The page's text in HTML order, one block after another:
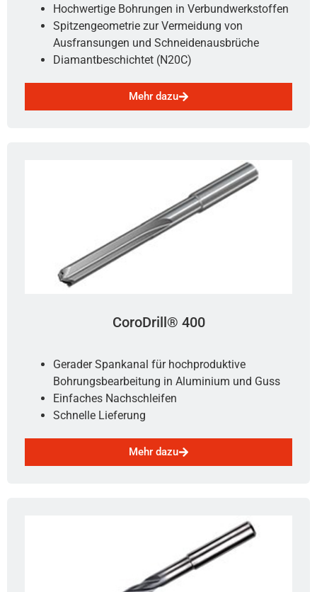
Hochwertige Bohrungen in Verbundwerkstoffen
Spitzengeometrie zur Vermeidung von
Ausfransungen und Schneidenausbrüche
Diamantbeschichtet (N20C)
Mehr dazu
CoroDrill® 400
Gerader Spankanal für hochproduktive
Bohrungsbearbeitung in Aluminium und Guss
Einfaches Nachschleifen
Schnelle Lieferung
Mehr dazu